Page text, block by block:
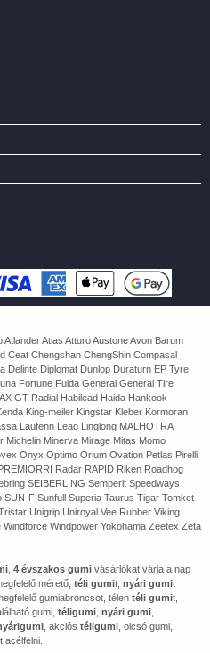
Atlander Atlas Atturo Austone Avon Barum
Ceat Chengshan ChengShin Compasal
Delinte Diplomat Dunlop Duraturn EP Tyre
Fortune Fulda General General Tire
GT Radial Habilead Haida Hankook
King-meiler Kingstar Kleber Kormoran
Laufenn Leao Linglong MALHOTRA
Minerva Mirage Mitas Momo
Onyx Optimo Orium Ovation Petlas Pirelli
Radar RAPID Riken Roadhog
SEIBERLING Semperit Speedways
F Sunfull Superia Taurus Tigar Tomket
Unigrip Uniroyal Vee Rubber Viking
Windpower Yokohama Zeetex Zeta
, 4 évszakos gumi vásárlókat várja a nap
mérető, téli gumit, nyári gumit
gumiabroncsot, télen téli gumit,
gumi, téligumi, nyári gumi,
, akciós téligumi, olcsó gumi,
acélfelni.